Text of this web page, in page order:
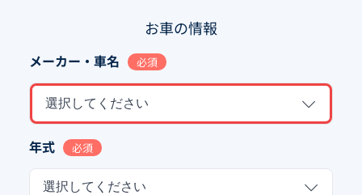
お車の情報
メーカー・車名 必須
選択してください
年式 必須
選択してください